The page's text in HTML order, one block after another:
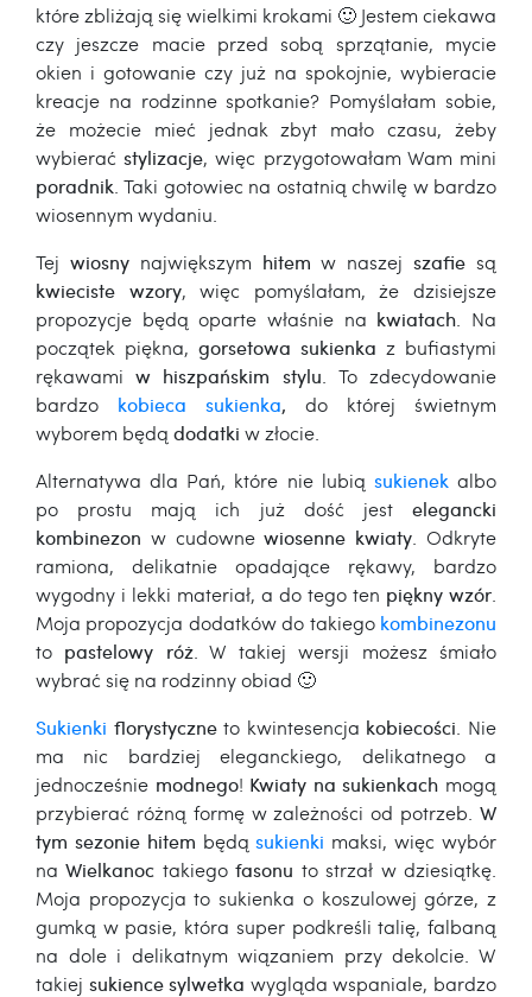
które zbliżają się wielkimi krokami 🙂 Jestem ciekawa
czy jeszcze macie przed sobą sprzątanie, mycie
okien i gotowanie czy już na spokojnie, wybieracie
kreacje na rodzinne spotkanie? Pomyślałam sobie,
że możecie mieć jednak zbyt mało czasu, żeby
wybieraćstylizacje, więc przygotowałam Wam mini
poradnik . Taki gotowiec na ostatnią chwilę w bardzo
wiosennym wydaniu.
Tej wiosnynajwiększym hitem w naszejszafie są
kwieciste wzory, więc pomyślałam, że dzisiejsze
propozycje będą oparte właśnie na kwiatach . Na
początek piękna, gorsetowa sukienka z bufiastymi
rękawamiw hiszpańskim stylu . To zdecydowanie
bardzo kobieca sukienka, do której świetnym
wyborem będą dodatki w złocie.
Alternatywa dla Pań, które nie lubią sukienek albo
po prostu mają ich już dość jest elegancki
kombinezon w cudownewiosenne kwiaty . Odkryte
ramiona, delikatnie opadające rękawy, bardzo
wygodny i lekki materiał, a do tego ten piękny wzór
Moja propozycja dodatków do takiego kombinezonu
to pastelowy róż. W takiej wersji możesz śmiało
wybrać się na rodzinny obiad 🙂
Sukienki florystyczneto kwintesencja kobiecości . Nie
ma nic bardziej eleganckiego, delikatnego a
jednocześnie modnego! Kwiaty na sukienkach mogą
przybierać różną formę w zależności od potrzeb. W
tym sezonie hitem będąsukienki maksi, więc wybór
naWielkanoc takiegofasonu to strzał w dziesiątkę.
Moja propozycja to sukienka o koszulowej górze, z
gumką w pasie, która super podkreśli talię, falbaną
na dole i delikatnym wiązaniem przy dekolcie. W
takiej sukience sylwetka wygląda wspaniale, bardzo